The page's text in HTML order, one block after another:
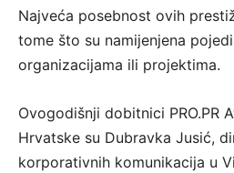
Najveća posebnost ovih
tome što su namijenjena
organizacijama ili projektima.
Ovogodišnji dobitnici PRO.PR
Hrvatske su Dubravka Jusić,
korporativnih komunikacija u